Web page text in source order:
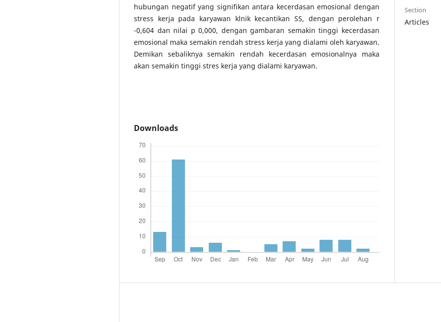
hubungan negatif yang signifikan antara kecerdasan emosional dengan
stress kerja pada karyawan klnik kecantikan SS, dengan perolehan r
-0,604 dan nilai p 0,000, dengan gambaran semakin tinggi kecerdasan
emosional maka semakin rendah stress kerja yang dialami oleh karyawan.
Demikan sebaliknya semakin rendah kecerdasan emosionalnya maka
akan semakin tinggi stres kerja yang dialami karyawan.
Downloads
Section
Articles